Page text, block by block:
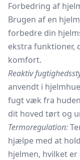
Forbedring af
Brugen af en
forbedre din
ekstra funktioner,
komfort.
Reaktiv
anvendt i
fugt væk fra
dit hoved tørt og
Termoregulation:
hjælpe med at
hjelmen, hvilket